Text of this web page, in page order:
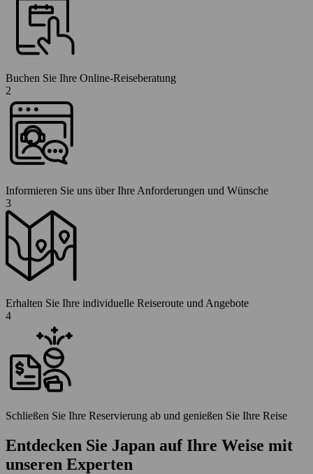
Buchen Sie Ihre Online-Reiseberatung
2
Informieren Sie uns über Ihre Anforderungen und Wünsche
3
Erhalten Sie Ihre individuelle Reiseroute und Angebote
4
Schließen Sie Ihre Reservierung ab und genießen Sie Ihre Reise
Entdecken Sie Japan auf Ihre Weise mit
unseren Experten